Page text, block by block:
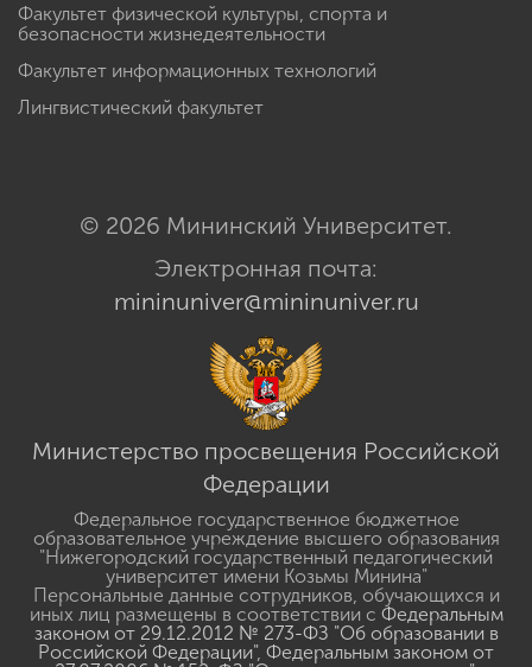
Факультет физической культуры, спорта и
безопасности жизнедеятельности
Факультет информационных технологий
Лингвистический факультет
© 2026 Мининский Университет.
Электронная почта:
mininuniver@mininuniver.ru
Министерство просвещения Российской
Федерации
Федеральное государственное бюджетное
образовательное учреждение высшего образования
"Нижегородский государственный педагогический
университет имени Козьмы Минина"
Персональные данные сотрудников, обучающихся и
иных лиц размещены в соответствии с Федеральным
законом от 29.12.2012 № 273-ФЗ "Об образовании в
Российской Федерации", Федеральным законом от